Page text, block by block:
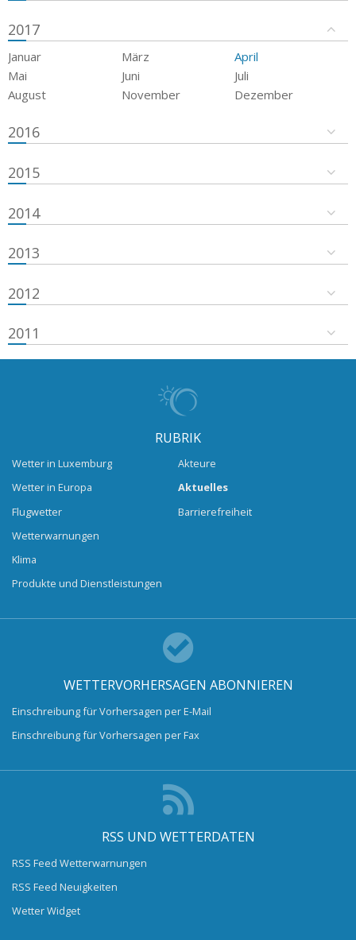
2017
Januar März
April
Mai
Juni
Juli
August
November Dezember
2016
2015
2014
2013
2012
2011
RUBRIK
Wetter in Luxemburg
Wetter in Europa
Flugwetter
Wetterwarnungen
Klima
Produkte und Dienstleistungen
Akteure
Aktuelles
Barrierefreiheit
WETTERVORHERSAGEN ABONNIEREN
Einschreibung für Vorhersagen per E-Mail
Einschreibung für Vorhersagen per Fax
RSS UND WETTERDATEN
RSS Feed Wetterwarnungen
RSS Feed Neuigkeiten
Wetter Widget